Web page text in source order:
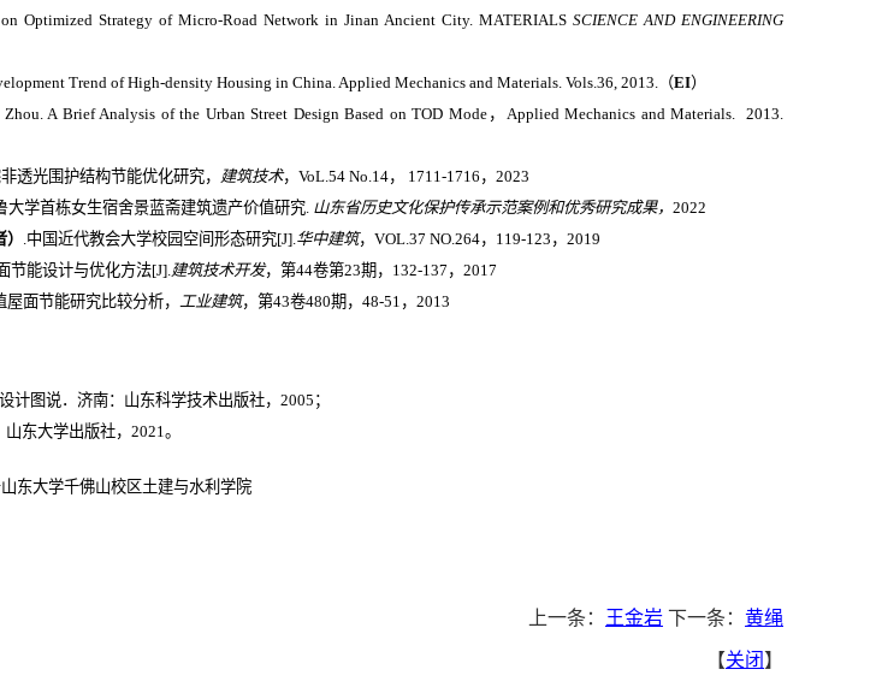
on Optimized Strategy of Micro-Road Network in Jinan Ancient City. MATERIALS SCIENCE AND ENGINEERING
Trend of High-density Housing in China. Applied Mechanics and Materials. Vols.36, 2013. （EI）
A Brief Analysis of the Urban Street Design Based on TOD Mode， Applied Mechanics and Materials. 2013.
透光围护结构节能优化研究， 建筑技术， VoL.54 No.14， 1711-1716 ， 2023
大学首栋女生宿舍景蓝斋建筑遗产价值研究. 山东省历史文化保护传承示范案例和优秀研究成果， 2022
.中国近代教会大学校园空间形态研究[J].华中建筑， VOL.37 NO.264， 119-123 ， 2019
节能设计与优化方法[J].建筑技术开发，第44卷第23期， 132-137 ， 2017
面节能研究比较分析， 工业建筑，第43卷480期， 48-51 ， 2013
计图说．济南：山东科学技术出版社， 2005 ；
东大学出版社， 2021。
东大学千佛山校区土建与水利学院
上一条： 王金岩 下一条： 黄绳
【关闭 】